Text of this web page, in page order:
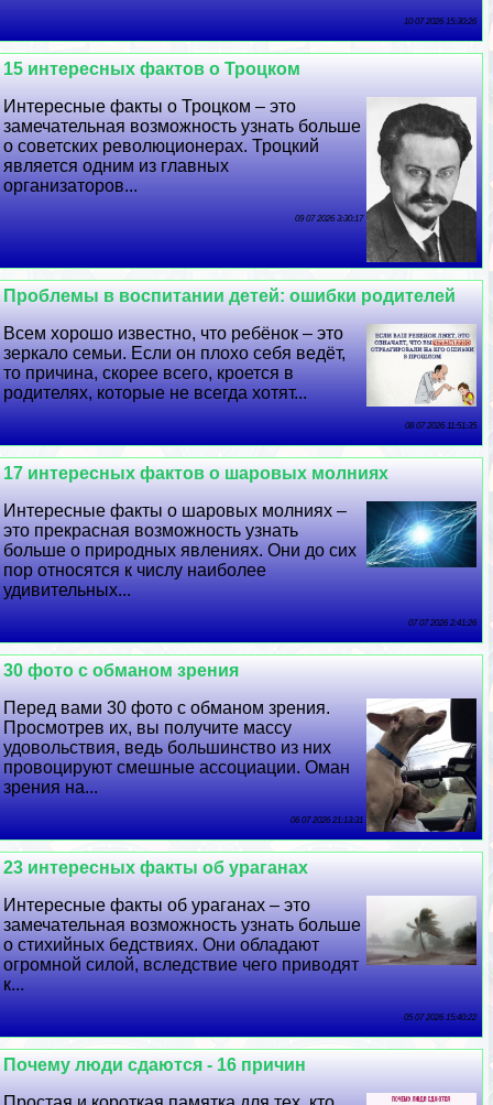
10 07 2026 15:30:26
15 интересных фактов о Троцком
Интересные факты о Троцком – это
замечательная возможность узнать больше
о советских революционерах. Троцкий
является одним из главных
организаторов...
09 07 2026 3:30:17
Проблемы в воспитании детей: ошибки родителей
Всем хорошо известно, что ребёнок – это
зеркало семьи. Если он плохо себя ведёт,
то причина, скорее всего, кроется в
родителях, которые не всегда хотят...
08 07 2026 11:51:35
17 интересных фактов о шаровых молниях
Интересные факты о шаровых молниях –
это прекрасная возможность узнать
больше о природных явлениях. Они до сих
пор относятся к числу наиболее
удивительных...
07 07 2026 2:41:26
30 фото с обманом зрения
Перед вами 30 фото с обманом зрения.
Просмотрев их, вы получите массу
удовольствия, ведь большинство из них
провоцируют смешные ассоциации. Оман
зрения на...
06 07 2026 21:13:31
23 интересных факты об ураганах
Интересные факты об ураганах – это
замечательная возможность узнать больше
о стихийных бедствиях. Они обладают
огромной силой, вследствие чего приводят
к...
05 07 2026 15:40:22
Почему люди сдаются - 16 причин